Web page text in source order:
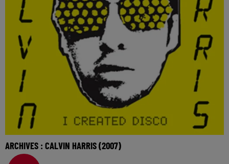
ARCHIVES : CALVIN HARRIS (2007)
Retrouvez Calvin Harris ce soir dans une interview archive